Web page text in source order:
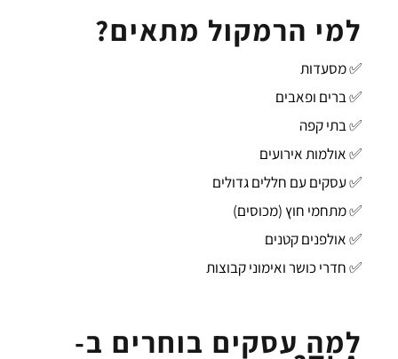
למי הרמקול מתאים?
✅ מסעדות
✅ ברים ופאבים
✅ בתי קפה
✅ אולמות אירועים
✅ עסקים עם חללים גדולים
✅ מתחמי חוץ (מכוסים)
✅ אולפנים קטנים
✅ חדרי כושר ואימוני קבוצות
למה עסקים בוחרים ב-